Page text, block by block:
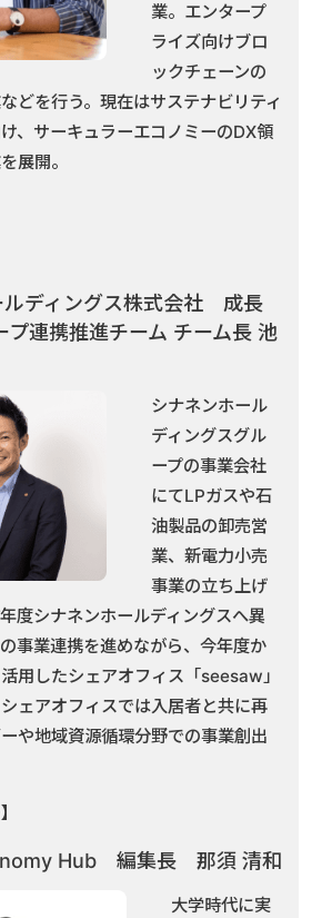
業。エンタープ
ライズ向けブロ
ックチェーンの
どを行う。現在はサステナビリティ
、サーキュラーエコノミーのDX領
展開。
ルディングス株式会社 成長
プ連携推進チーム チーム長 池
シナネンホール
ディングスグル
ープの事業会社
にてLPガスや石
油製品の卸売営
業、新電力小売
事業の立ち上げ
度シナネンホールディングスへ異
事業連携を進めながら、今年度か
用したシェアオフィス「seesaw」
ェアオフィスでは入居者と共に再
や地域資源循環分野での事業創出
Hub 編集長 那須 清和
大学時代に実